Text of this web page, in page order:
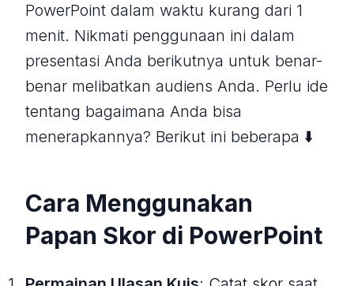
PowerPoint dalam waktu kurang dari 1
menit. Nikmati penggunaan ini dalam
presentasi Anda berikutnya untuk benar-
benar melibatkan audiens Anda. Perlu ide
tentang bagaimana Anda bisa
menerapkannya? Berikut ini beberapa ⬇️
Cara Menggunakan
Papan Skor di PowerPoint